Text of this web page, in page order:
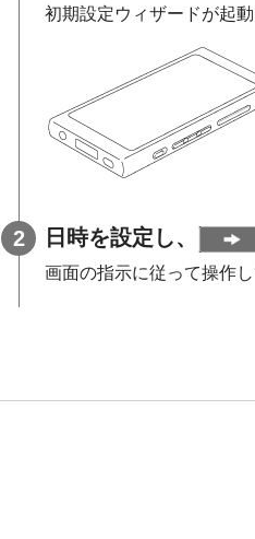
初期設定ウィザードが起
日時を設定し、
画面の指示に従って操作し